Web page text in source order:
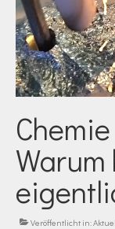
Veröffentlicht in: